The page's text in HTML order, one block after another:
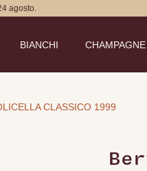
agosto.
BIANCHI CHAMPAGNE
CLASSICO 1999